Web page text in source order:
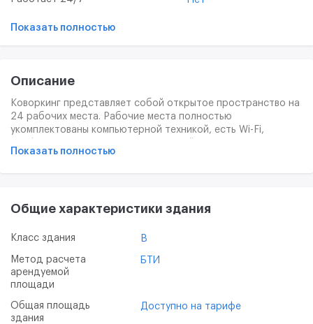
Показать полностью
Описание
Коворкинг представляет собой открытое пространство на
24 рабочих места. Рабочие места полностью
укомплектованы компьютерной техникой, есть Wi-Fi,
вендинговый кофейный аппарат.
возможность окунуться в активную деловую среду, найти
коворкинга, поучаствовать в мероприятиях инновационного
Показать полностью
Общие характеристики здания
Класс здания B
Метод расчета
арендуемой
площади
БТИ
Общая площадь
здания
Доступно на тарифе